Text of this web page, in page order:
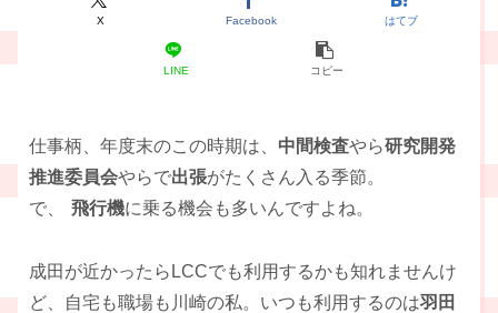
X Facebook はてブ
LINE コピー
仕事柄、年度末のこの時期は、 中間検査やら研究開発
推進委員会やらで出張がたくさん入る季節。
で、
飛行機に乗る機会も多いんですよね。
成田が近かったらLCCでも利用するかも知れませんけ
ど、自宅も職場も川崎の私。いつも利用するのは羽田